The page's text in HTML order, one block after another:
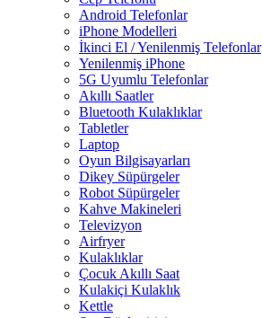
Android Telefonlar
iPhone Modelleri
İkinci El / Yenilenmiş Telefonlar
Yenilenmiş iPhone
5G Uyumlu Telefonlar
Akıllı Saatler
Bluetooth Kulaklıklar
Tabletler
Laptop
Oyun Bilgisayarları
Dikey Süpürgeler
Robot Süpürgeler
Kahve Makineleri
Televizyon
Airfryer
Kulaklıklar
Çocuk Akıllı Saat
Kulakiçi Kulaklık
Kettle